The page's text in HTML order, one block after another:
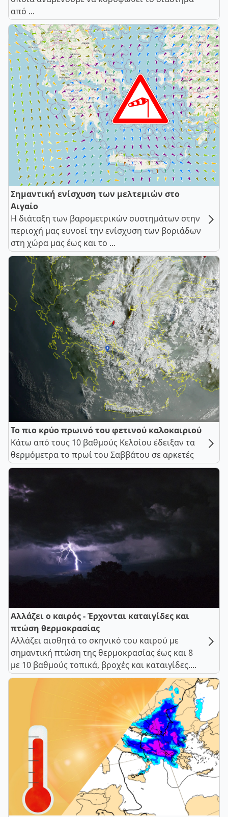
από ...
Σημαντική ενίσχυση των μελτεμιών στο
Αιγαίο
Η διάταξη των βαρομετρικών συστημάτων στην
περιοχή μας ευνοεί την ενίσχυση των βοριάδων
στη χώρα μας έως και το ...
Το πιο κρύο πρωινό του φετινού καλοκαιριού
Κάτω από τους 10 βαθμούς Κελσίου έδειξαν τα
θερμόμετρα το πρωί του Σαββάτου σε αρκετές
Αλλάζει ο καιρός - Έρχονται καταιγίδες και
πτώση θερμοκρασίας
Αλλάζει αισθητά το σκηνικό του καιρού με
σημαντική πτώση της θερμοκρασίας έως και 8
με 10 βαθμούς τοπικά, βροχές και καταιγίδες....